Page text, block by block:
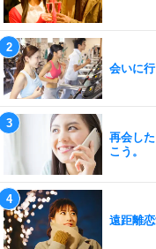
会いに
再会し
こう。
遠距離